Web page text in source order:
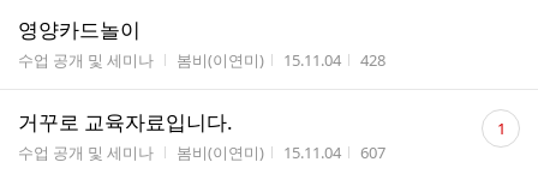
영양카드놀이
게시판명
수업 공개 및 세미나 작성자
봄비(이연미) 작성시간
15.11.04 조회수
428
거꾸로 교육자료입니다.
게시판명
수업 공개 및 세미나 작성자
봄비(이연미) 작성시간
15.11.04 조회수
607
댓
글 1